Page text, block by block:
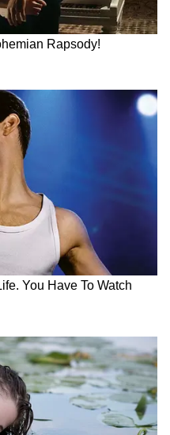
और सम्मान के साथ
जब केज बंद हो जाता
मानना ​​है कि फिटनेस,
भी एथलीट के पास
महानिदेशक, मयंक
उन मूल्यों का प्रतीक हैं
चाहता है - अनुशासन,
के प्रति अटूट
से एक अपराजित पेशेवर
इस बात का एक प्रेरक
मेहनत से क्या हासिल
खुशी हो रही है कि
में वैश्विक मंच पर अपनी
को इस महत्वपूर्ण